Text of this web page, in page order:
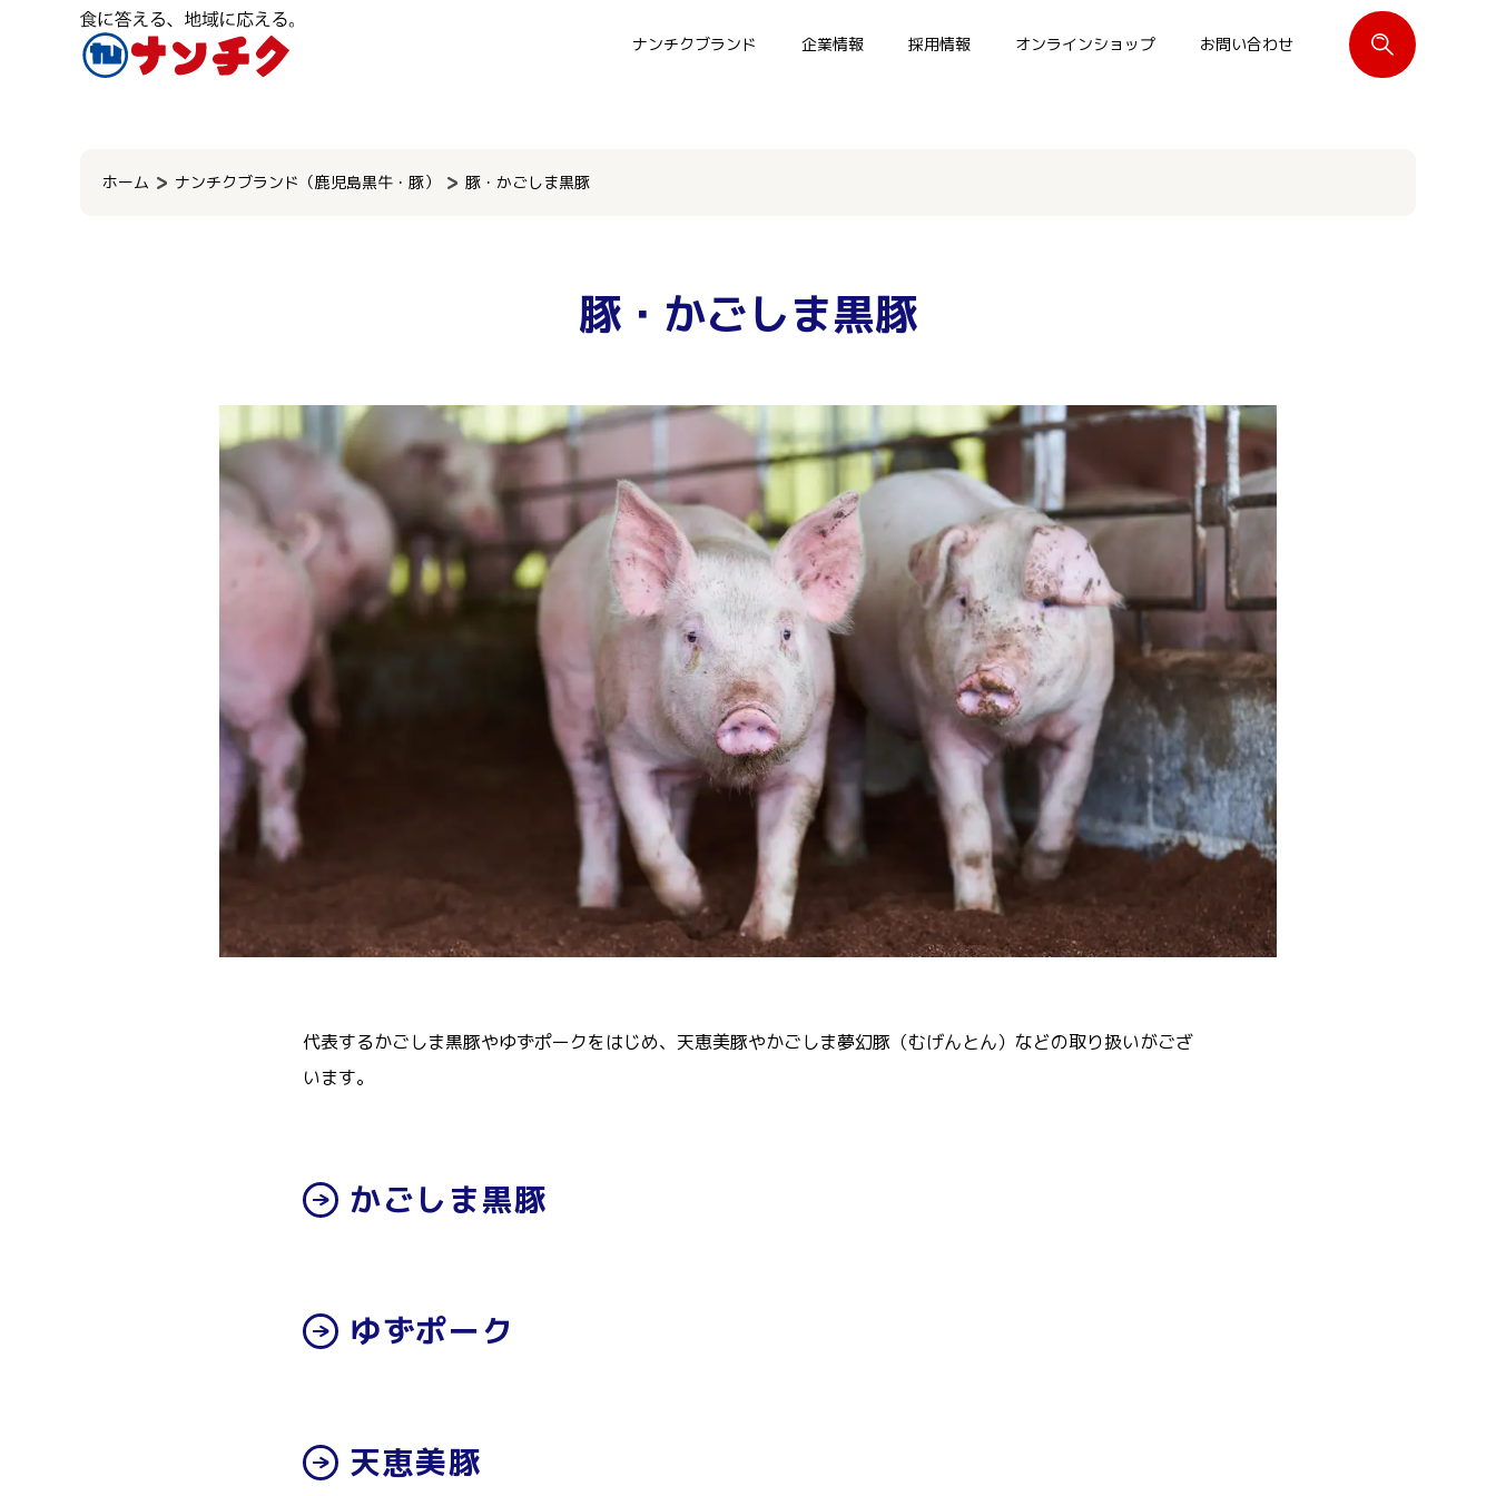
ナンチクブランド 企業情報 採用情報 オンラインショップ お問い合わせ
ホーム ナンチクブランド（鹿児島黒牛・豚） 豚・かごしま黒豚
豚・かごしま黒豚
代表するかごしま黒豚やゆずポークをはじめ、天恵美豚やかごしま夢幻豚（むげんとん）などの取り扱いがござ
います。
かごしま黒豚
ゆずポーク
天恵美豚